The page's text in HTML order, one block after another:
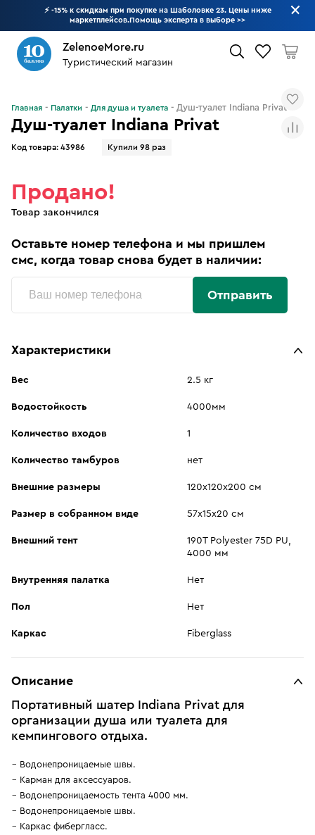
⚡ -15% к скидкам при покупке на Шаболовке 23. Цены ниже
маркетплейсов.Помощь эксперта в выборе >>
ZelenoeMore.ru
Туристический магазин
Душ-туалет Indiana Privat
Код товара: 43986 Купили 98 раз
Главная Палатки Для душа и туалета Душ-туалет Indiana Privat
Продано!
Товар закончился
Оставьте номер телефона и мы пришлем
смс, когда товар снова будет в наличии:
Отправить
Характеристики
Вес 2.5 кг
Водостойкость 4000мм
Количество входов 1
Количество тамбуров нет
Внешние размеры 120х120х200 см
Размер в собранном виде 57х15х20 см
Внешний тент
190T Рolyester 75D PU,
4000 мм
Внутренняя палатка Нет
Пол Нет
Каркас Fiberglass
Описание
Портативный шатер Indiana Privat для
организации душа или туалета для
кемпингового отдыха.
Водонепроницаемые швы.
Карман для аксессуаров.
Водонепроницаемость тента 4000 мм.
Водонепроницаемые швы.
Каркас фибергласс.